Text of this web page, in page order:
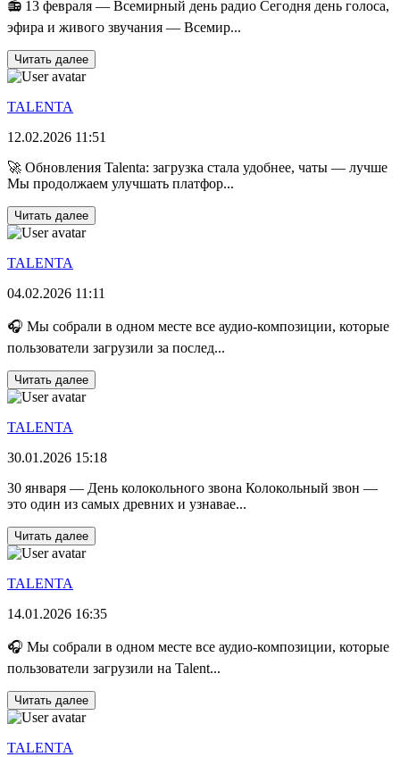
📻 13 февраля — Всемирный день радио Сегодня день голоса,
эфира и живого звучания — Всемир...
Читать далее
TALENTA
12.02.2026 11:51
🚀 Обновления Talenta: загрузка стала удобнее, чаты — лучше
Мы продолжаем улучшать платфор...
Читать далее
TALENTA
04.02.2026 11:11
🎧 Мы собрали в одном месте все аудио-композиции, которые
пользователи загрузили за послед...
Читать далее
TALENTA
30.01.2026 15:18
30 января — День колокольного звона Колокольный звон —
это один из самых древних и узнавае...
Читать далее
TALENTA
14.01.2026 16:35
🎧 Мы собрали в одном месте все аудио-композиции, которые
пользователи загрузили на Talent...
Читать далее
TALENTA